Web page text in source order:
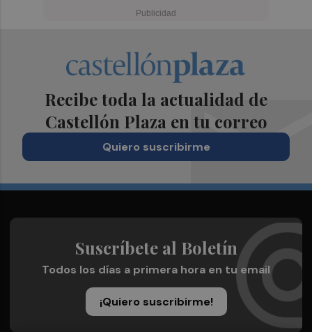
Recibe toda la actualidad de
Castellón Plaza en tu correo
Quiero suscribirme
Suscríbete al Boletín
Todos los días a primera hora en tu email
¡Quiero suscribirme!